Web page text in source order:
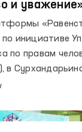
и
женщин
инициативе
по правам
в
диалог с